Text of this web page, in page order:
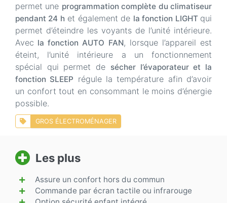
permet une programmation complète du climatiseur
pendant 24 h et également de la fonction LIGHT qui
permet d’éteindre les voyants de l’unité intérieure.
Avec la fonction AUTO FAN, lorsque l’appareil est
éteint, l’unité intérieure a un fonctionnement
spécial qui permet de sécher l’évaporateur et la
fonction SLEEP régule la température afin d’avoir
un confort tout en consommant le moins d’énergie
possible.
GROS ÉLECTROMÉNAGER
Les plus
Assure un confort hors du commun
Commande par écran tactile ou infrarouge